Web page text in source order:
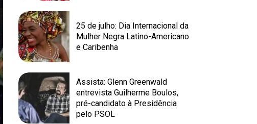
25 de julho: Dia Internacional da
Mulher Negra Latino-Americano
e Caribenha
Assista: Glenn Greenwald
entrevista Guilherme Boulos,
pré-candidato à Presidência
pelo PSOL